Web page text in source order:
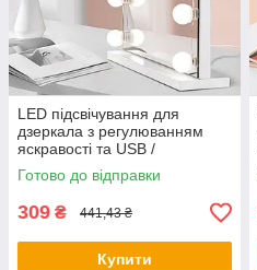
LED підсвічування для
дзеркала з регулюванням
яскравості та USB /
Світлодіодні лампочки 10 шт
для гримерного дзеркала
Готово до відправки
309 ₴ 441,43 ₴
Купити